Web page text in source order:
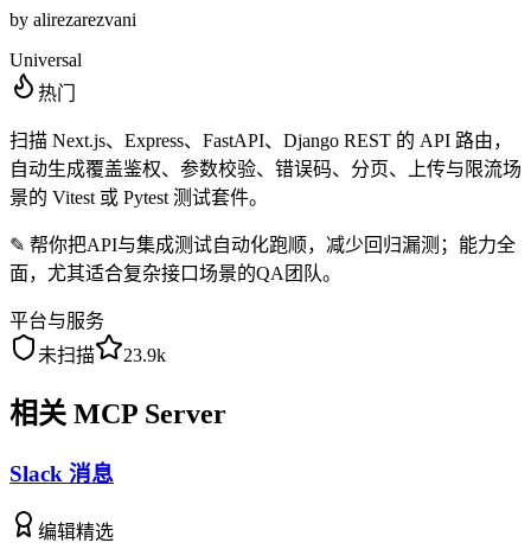
by alirezarezvani
Universal
热门
扫描 Next.js、Express、FastAPI、Django REST 的 API 路由，
自动生成覆盖鉴权、参数校验、错误码、分页、上传与限流场
景的 Vitest 或 Pytest 测试套件。
✎ 帮你把API与集成测试自动化跑顺，减少回归漏测；能力全
面，尤其适合复杂接口场景的QA团队。
平台与服务
未扫描
23.9k
相关 MCP Server
Slack 消息
编辑精选